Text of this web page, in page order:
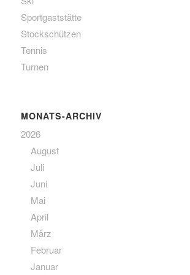
Sportgaststätte
Stockschützen
Tennis
Turnen
MONATS-ARCHIV
2026
August
Juli
Juni
Mai
April
März
Februar
Januar